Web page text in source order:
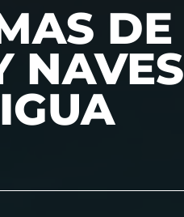
DE
NAVES